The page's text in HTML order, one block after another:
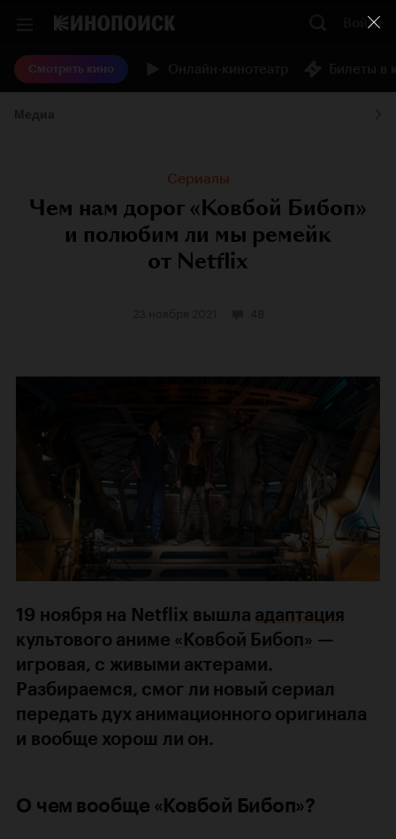
Войти
Смотреть кино
Сериалы
Чем нам дорог «Ковбой Бибоп»
и полюбим ли мы ремейк
от Netflix
19 ноября на Netflix вышла адаптация
культового аниме «Ковбой Бибоп» —
игровая, с живыми актерами.
Разбираемся, смог ли новый сериал
передать дух анимационного оригинала
и вообще хорош ли он.
О чем вообще «Ковбой Бибоп»?